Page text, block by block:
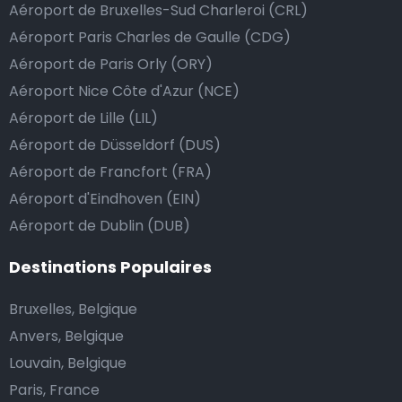
La manière la plus simple pour ce faire est d’arrondir
le prix de la course au montant supérieur, ou de dire
au chauffeur de ne pas rendre la monnaie après lui
avoir donné un billet plus élevé que le prix de la
course.
Combien coûte une navette d’aéroport à Eaux
bénites?
d’aéroport proposés par Airport Taxis est un tarif fixe
pour votre navette.
Contrairement aux taxis traditionnels, nous n’ajoutons
pas de frais supplémentaires au prix d’une course en
taxi de nuit, ni de supplément pour venir vous
Aéroport de Bruxelles-Sud Charleroi (CRL)
Aéroport Paris Charles de Gaulle (CDG)
Aéroport de Paris Orly (ORY)
Aéroport Nice Côte d'Azur (NCE)
Aéroport de Lille (LIL)
Aéroport de Düsseldorf (DUS)
Aéroport de Francfort (FRA)
Aéroport d'Eindhoven (EIN)
Aéroport de Dublin (DUB)
Destinations Populaires
Bruxelles, Belgique
Anvers, Belgique
Louvain, Belgique
Paris, France